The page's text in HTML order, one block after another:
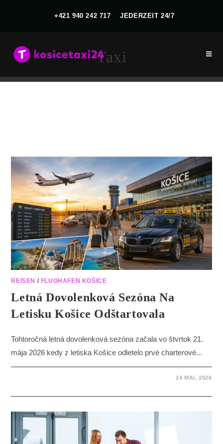
+421 940 242 717 JEDERZEIT 24/7
Taxi
REISEN / FLUGHAFEN KOŠICE
Letná Dovolenková Sezóna Na
Letisku Košice Odštartovala
Tohtoročná letná dovolenková sezóna začala vo štvrtok 21.
mája 2026 kedy z letiska Košice odletelo prvé charterové...
24 MAI, 2026